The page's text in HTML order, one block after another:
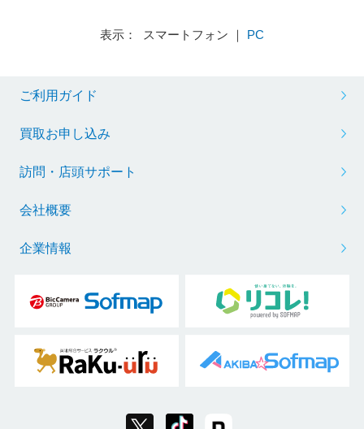
表示： スマートフォン ｜ PC
ご利用ガイド
買取お申し込み
訪問・店頭サポート
会社概要
企業情報